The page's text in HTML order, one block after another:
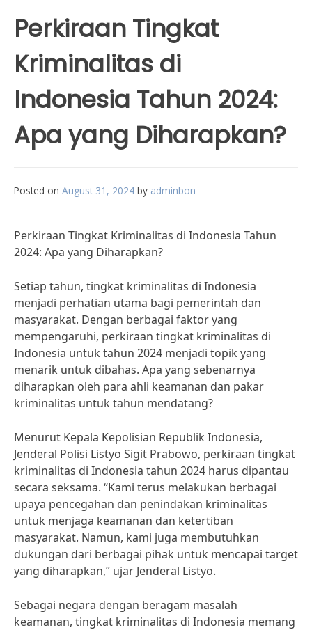
Perkiraan Tingkat
Kriminalitas di
Indonesia Tahun 2024:
Apa yang Diharapkan?
Posted on August 31, 2024 by adminbon
Perkiraan Tingkat Kriminalitas di Indonesia Tahun
2024: Apa yang Diharapkan?
Setiap tahun, tingkat kriminalitas di Indonesia
menjadi perhatian utama bagi pemerintah dan
masyarakat. Dengan berbagai faktor yang
mempengaruhi, perkiraan tingkat kriminalitas di
Indonesia untuk tahun 2024 menjadi topik yang
menarik untuk dibahas. Apa yang sebenarnya
diharapkan oleh para ahli keamanan dan pakar
kriminalitas untuk tahun mendatang?
Menurut Kepala Kepolisian Republik Indonesia,
Jenderal Polisi Listyo Sigit Prabowo, perkiraan tingkat
kriminalitas di Indonesia tahun 2024 harus dipantau
secara seksama. “Kami terus melakukan berbagai
upaya pencegahan dan penindakan kriminalitas
untuk menjaga keamanan dan ketertiban
masyarakat. Namun, kami juga membutuhkan
dukungan dari berbagai pihak untuk mencapai target
yang diharapkan,” ujar Jenderal Listyo.
Sebagai negara dengan beragam masalah
keamanan, tingkat kriminalitas di Indonesia memang